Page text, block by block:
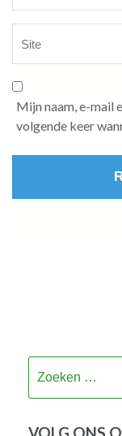
Mijn naam, e-mail
volgende keer